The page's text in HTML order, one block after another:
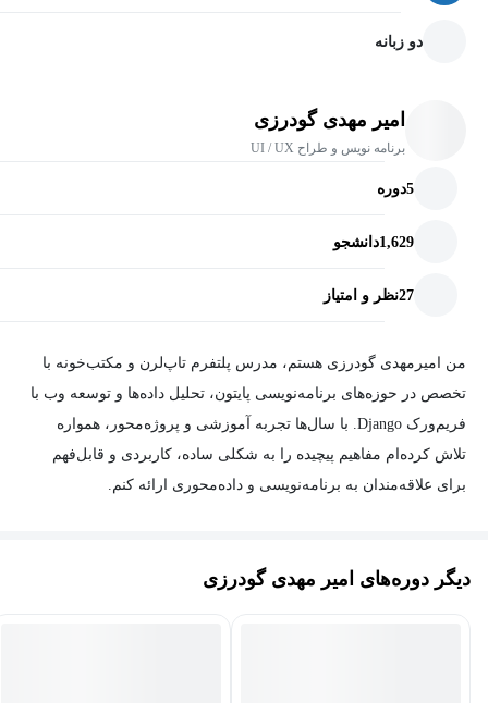
آن هر چیزی را خلق کنید."
دو زبانه
امیر مهدی گودرزی
برنامه نویس و طراح UI / UX
5دوره
1,629دانشجو
27نظر و امتیاز
من امیرمهدی گودرزی هستم، مدرس پلتفرم تاپ‌لرن و مکتب‌خونه با
تخصص در حوزه‌های برنامه‌نویسی پایتون، تحلیل داده‌ها و توسعه وب با
فریم‌ورک Django. با سال‌ها تجربه آموزشی و پروژه‌محور، همواره
تلاش کرده‌ام مفاهیم پیچیده را به شکلی ساده، کاربردی و قابل‌فهم
برای علاقه‌مندان به برنامه‌نویسی و داده‌محوری ارائه کنم.
و در این زمینه به‌صورت حرفه‌ای فعالیت دارم. باور دارم ترکیب دانش
دیگر دوره‌های امیر مهدی گودرزی